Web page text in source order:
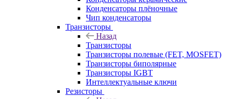
Конденсаторы плёночные
Чип конденсаторы
Транзисторы
Назад
Транзисторы
Транзисторы полевые (FET, MOSFET)
Транзисторы биполярные
Транзисторы IGBT
Интеллектуальные ключи
Резисторы